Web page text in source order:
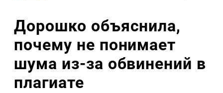
Дорошко объяснила,
почему не понимает
шума из-за обвинений в
плагиате